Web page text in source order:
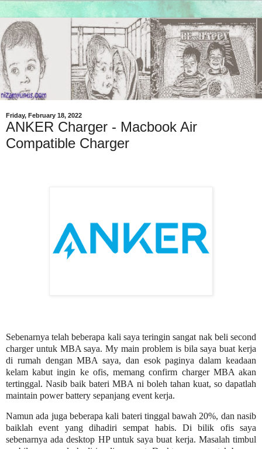
Friday, February 18, 2022
ANKER Charger - Macbook Air
Compatible Charger
Sebenarnya telah beberapa kali saya teringin sangat nak beli second
charger untuk MBA saya. My main problem is bila saya buat kerja
di rumah dengan MBA saya, dan esok paginya dalam keadaan
kelam kabut ingin ke ofis, memang confirm charger MBA akan
tertinggal. Nasib baik bateri MBA ni boleh tahan kuat, so dapatlah
maintain power battery sepanjang event kerja.
Namun ada juga beberapa kali bateri tinggal bawah 20%, dan nasib
baiklah event yang dihadiri sempat habis. Di bilik ofis saya
sebenarnya ada desktop HP untuk saya buat kerja. Masalah timbul